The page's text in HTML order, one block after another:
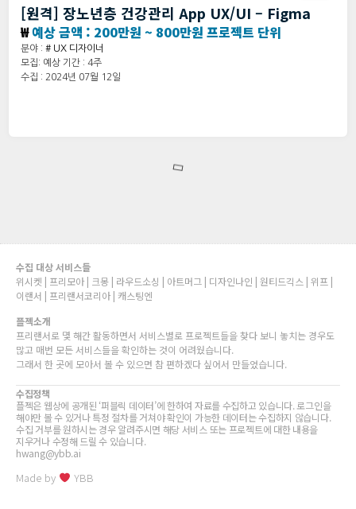
[원격] 장노년층 건강관리 App UX/UI – Figma
₩예상 금액 : 200만원 ~ 800만원 프로젝트 단위
분야 : # UX 디자이너
모집: 예상 기간 : 4주
수집 : 2024년 07월 12일
모집: 예상 기간 : 3주
소스 :원티드긱스
[원격/상주] 에듀테크 서비스 KOKIRI 단어 학습 기
능 디자인 – Slack, Adobe Photoshop
₩예상 금액 : 200만원 ~ 200만원 프로젝트 단위
분야 :# UX 디자이너
모집: 예상 기간 : 2주
수집 : 2024년 07월 04일